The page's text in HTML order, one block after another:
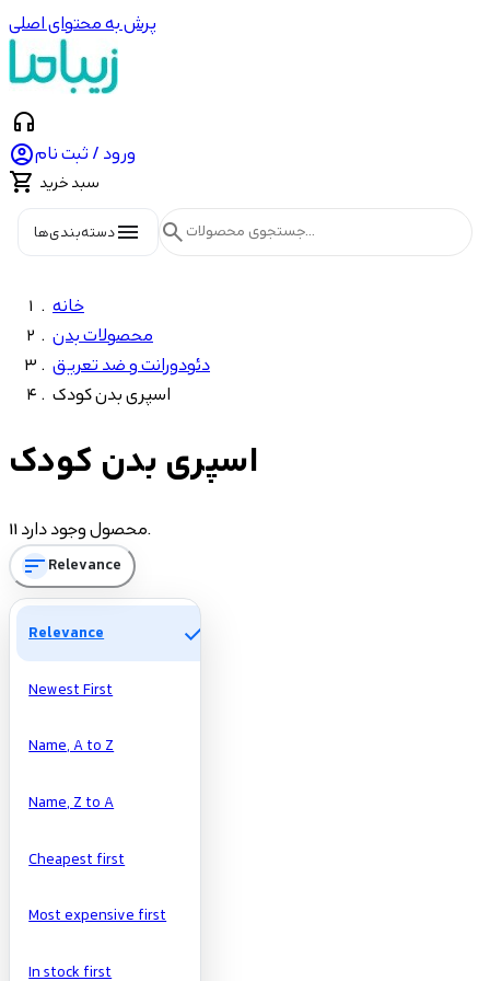
پرش به محتوای اصلی
headphones
ورود / ثبت نام
 سبد خرید
menuدسته‌بندی‌ها search
خانه
محصولات بدن
دئودورانت و ضد تعریق
اسپری بدن کودک
تومان
تومان
Manufacturers
اسپری بدن کودک
11 محصول وجود دارد.
sortRelevance
Relevance check
Newest First
Name, A to Z
Name, Z to A
Cheapest first
Most expensive first
In stock first